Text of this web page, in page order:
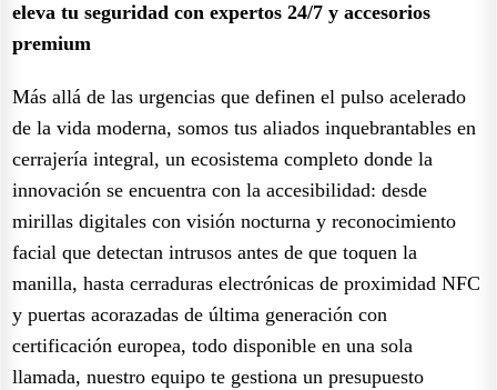
eleva tu seguridad con expertos 24/7 y accesorios
premium
Más allá de las urgencias que definen el pulso acelerado
de la vida moderna, somos tus aliados inquebrantables en
cerrajería integral, un ecosistema completo donde la
innovación se encuentra con la accesibilidad: desde
mirillas digitales con visión nocturna y reconocimiento
facial que detectan intrusos antes de que toquen la
manilla, hasta cerraduras electrónicas de proximidad NFC
y puertas acorazadas de última generación con
certificación europea, todo disponible en una sola
llamada, nuestro equipo te gestiona un presupuesto